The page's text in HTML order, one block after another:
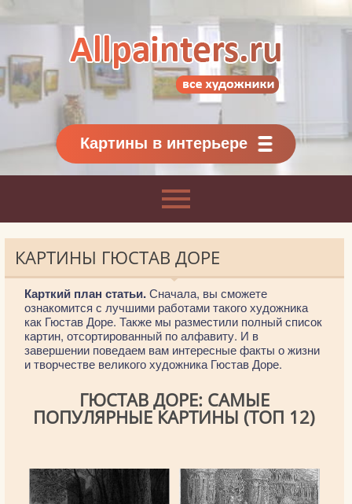
Картины классиков
и современников
Картины в интерьере
КАРТИНЫ ГЮСТАВ ДОРЕ
Карткий план статьи.Сначала, вы сможете
ознакомится с лучшими работами такого художника
как Гюстав Доре. Также мы разместили полный список
картин, отсортированный по алфавиту. И в
завершении поведаем вам интересные факты о жизни
и творчестве великого художника Гюстав Доре.
ГЮСТАВ ДОРЕ: САМЫЕ
ПОПУЛЯРНЫЕ КАРТИНЫ (ТОП 12)